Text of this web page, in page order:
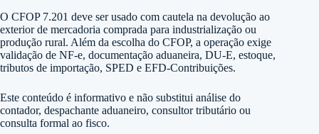
O CFOP 7.201 deve ser usado com cautela na devolução ao
exterior de mercadoria comprada para industrialização ou
produção rural. Além da escolha do CFOP, a operação exige
validação de NF-e, documentação aduaneira, DU-E, estoque,
tributos de importação, SPED e EFD-Contribuições.
Este conteúdo é informativo e não substitui análise do
contador, despachante aduaneiro, consultor tributário ou
consulta formal ao fisco.